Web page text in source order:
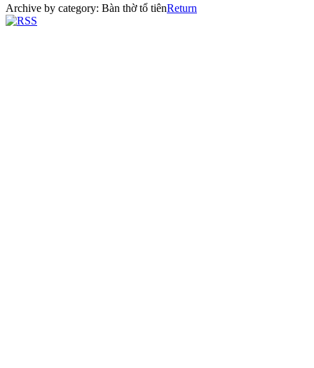
Archive by category: Bàn thờ tổ tiênReturn